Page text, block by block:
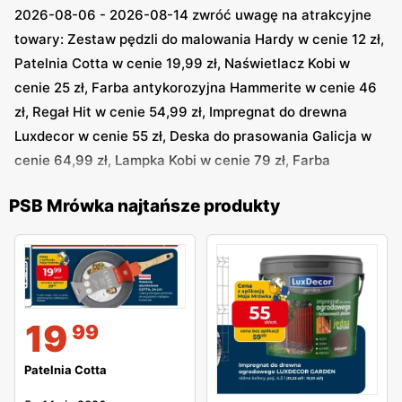
Promocje
Mrówka to supermarket budowlany, który jest w stanie
zaoferować Ci konkurencyjne ceny oraz często
pojawiające się promocje. Jeśli zależy Ci na tym, by
zaoszczędzić nieco pieniędzy, ale nie odmawiać sobie
przyjemności płynącej z kupowania dobrych jakościowo
artykułów, dobrym pomysłem dla Ciebie może okazać się
promocji oraz okazji, które obowiązują aktualnie w
Mrówce. Dzięki temu, że gazetka jest na bieżąco
aktualizowana, niemal każdy jest w stanie znaleźć coś
dla siebie. Korzystając z licznych promocji oraz okazji,
możesz zdobyć potrzebne Ci produkty w jeszcze lepszej
cenie.
Gdzie znajdziesz sklepy Mrówka?
2026-08-06 - 2026-08-14 zwróć uwagę na atrakcyjne
towary: Zestaw pędzli do malowania Hardy w cenie 12 zł,
Patelnia Cotta w cenie 19,99 zł, Naświetlacz Kobi w
cenie 25 zł, Farba antykorozyjna Hammerite w cenie 46
zł, Regał Hit w cenie 54,99 zł, Impregnat do drewna
Luxdecor w cenie 55 zł, Deska do prasowania Galicja w
cenie 64,99 zł, Lampka Kobi w cenie 79 zł, Farba
Hit w cenie 233 zł i inne
PSB Mrówka najtańsze produkty
19 99
Patelnia Cotta